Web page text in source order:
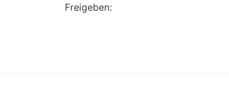
Freigeben: